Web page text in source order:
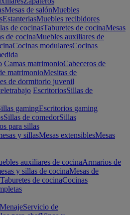
Mesas de salónMuebles
EstanteriasMuebles recibidores
de cocinasTaburetes de cocinaMesas
de cocinaMuebles auxiliares de
Cocinas modularesCocinas
Camas matrimonioCabeceros de
matrimonioMesitas de
de dormitorio juvenil
EscritoriosSillas de
gamingEscritorios gaming
Sillas de comedorSillas
para sillas
y sillasMesas extensiblesMesas
auxiliares de cocinaArmarios de
y sillas de cocinaMesas de
Taburetes de cocinaCocinas
MenajeServicio de